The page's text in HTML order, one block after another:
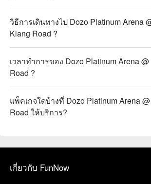
วิธีการเดินทางไป Dozo Platinum Arena
Klang Road ?
เวลาทำการของ Dozo Platinum Arena
Road ?
แพ็คเกจใดบ้างที่ Dozo Platinum Arena
Road ให้บริการ?
เกี่ยวกับ FunNow